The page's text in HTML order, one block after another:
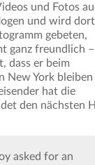
und Fotos
und wird dort
gebeten,
ganz freundlich –
dass er beim
New York bleiben
hat die
den nächsten
asked for an